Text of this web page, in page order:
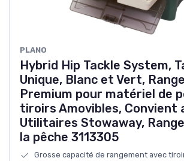
PLANO
Hybrid Hip Tackle System,
Unique, Blanc et Vert,
Premium pour matériel de
tiroirs Amovibles, Convient
Utilitaires Stowaway,
la pêche 3113305
Grosse capacité de rangement avec